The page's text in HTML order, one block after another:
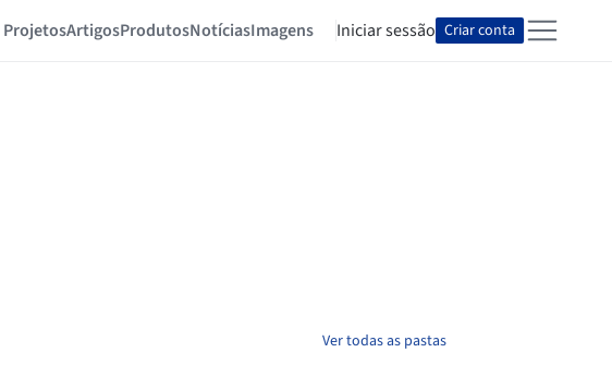
ProjetosArtigosProdutosNotíciasImagens Iniciar sessão Criar conta
Ver todas as pastas